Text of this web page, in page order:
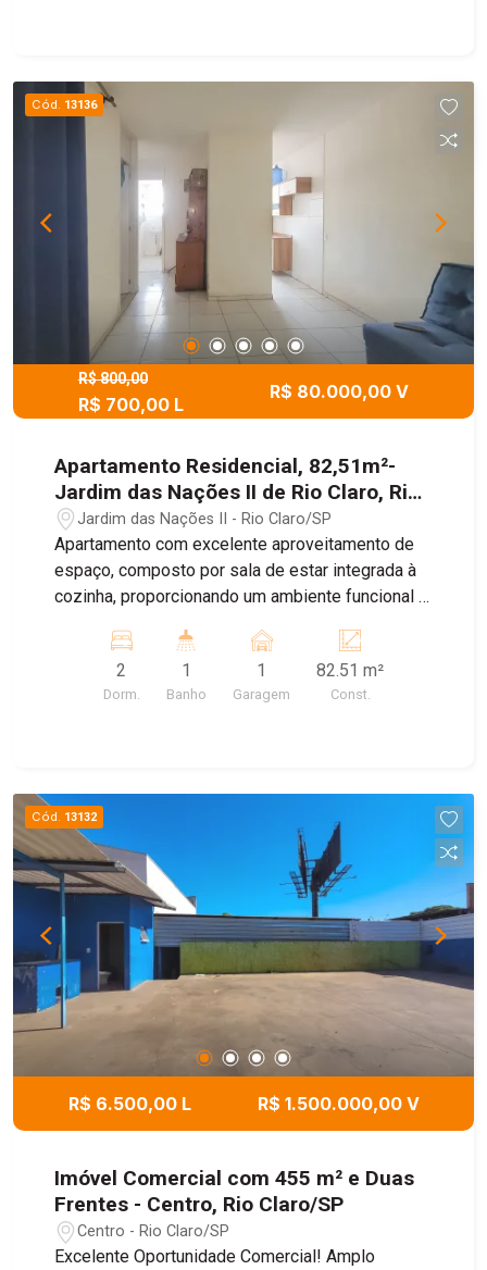
Cód. 13136
R$ 800,00
R$ 700,00 L
R$ 80.000,00 V
Apartamento Residencial, 82,51m²-
Jardim das Nações II de Rio Claro, Rio
Claro/SP
Jardim das Nações II - Rio Claro/SP
Apartamento com excelente aproveitamento de
espaço, composto por sala de estar integrada à
cozinha, proporcionando um ambiente funcional e
trazendo praticidade para o dia a dia. Possui 2
quartos bem distribuídos e 1 banheiro social.
Ideal para quem busca conforto, praticidade e
2
Dorm.
1
Banho
1
Garagem
82.51 m²
Const.
Cód. 13132
R$ 6.500,00 L R$ 1.500.000,00 V
Imóvel Comercial com 455 m² e Duas
Frentes - Centro, Rio Claro/SP
Centro - Rio Claro/SP
Excelente Oportunidade Comercial! Amplo